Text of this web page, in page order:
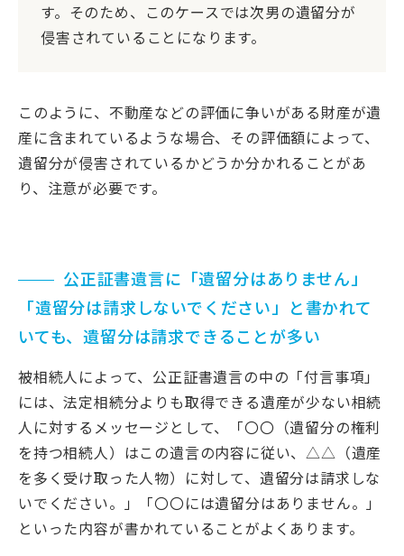
す。そのため、このケースでは次男の遺留分が
侵害されていることになります。
このように、不動産などの評価に争いがある財産が遺
産に含まれているような場合、その評価額によって、
遺留分が侵害されているかどうか分かれることがあ
り、注意が必要です。
公正証書遺言に「遺留分はありません」
「遺留分は請求しないでください」と書かれて
いても、遺留分は請求できることが多い
被相続人によって、公正証書遺言の中の「付言事項」
には、法定相続分よりも取得できる遺産が少ない相続
人に対するメッセージとして、「〇〇（遺留分の権利
を持つ相続人）はこの遺言の内容に従い、△△（遺産
を多く受け取った人物）に対して、遺留分は請求しな
いでください。」「〇〇には遺留分はありません。」
といった内容が書かれていることがよくあります。